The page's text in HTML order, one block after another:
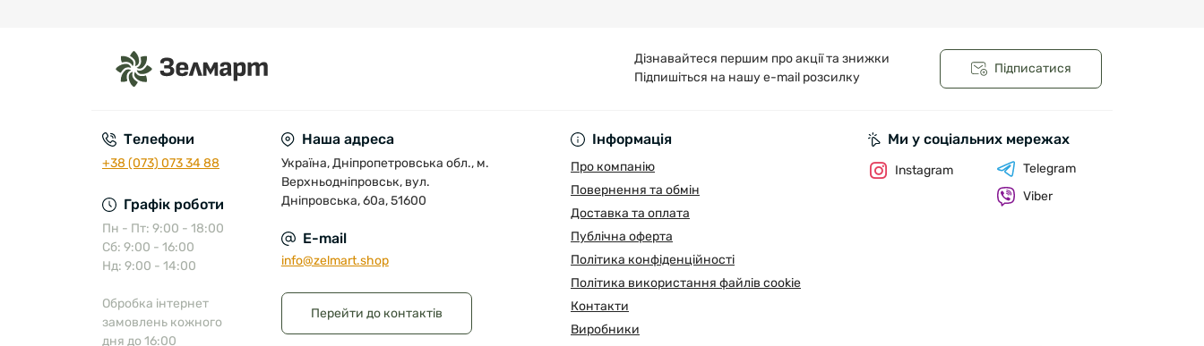
Дізнавайтеся першим про акції та знижки
Підпишіться на нашу e-mail розсилку
Підписатися
Телефони
+38 (073) 073 34 88
Графік роботи
Пн - Пт: 9:00 - 18:00
Сб: 9:00 - 16:00
Нд: 9:00 - 14:00
Обробка інтернет
замовлень кожного
дня до 16:00
Наша адреса
Україна, Дніпропетровська обл., м.
Верхньодніпровськ, вул.
Дніпровська, 60а, 51600
E-mail
info@zelmart.shop
Перейти до контактів
Інформація
Про компанію
Повернення та обмін
Доставка та оплата
Публічна оферта
Політика конфіденційності
Політика використання файлів cookie
Контакти
Виробники
Ми у соціальних мережах
Instagram
Telegram
Viber